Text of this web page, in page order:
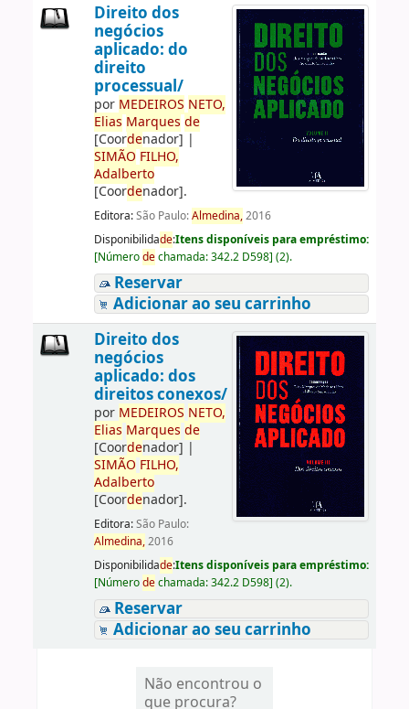
Direito dos
negócios
aplicado: do
direito
processual/
por MEDEIROS NETO,
Elias Marques de
[Coordenador] |
SIMÃO FILHO,
Adalberto
[Coordenador].
Editora:São Paulo:Almedina,2016
Disponibilidade:Itens disponíveis para empréstimo:
[Númerodechamada:342.2 D598] (2).
Reservar
Adicionar ao seu carrinho
Direito dos
negócios
aplicado: dos
direitos conexos/
por MEDEIROS NETO,
Elias Marques de
[Coordenador] |
SIMÃO FILHO,
Adalberto
[Coordenador].
Editora:São Paulo:
Almedina,2016
Disponibilidade:Itens disponíveis para empréstimo:
[Númerodechamada:342.2 D598] (2).
Reservar
Adicionar ao seu carrinho
Não encontrou o
que procura?